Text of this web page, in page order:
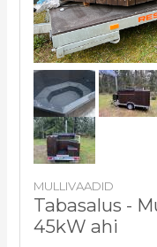
MULLIVAADID
Tabasalus -
45kW ahi